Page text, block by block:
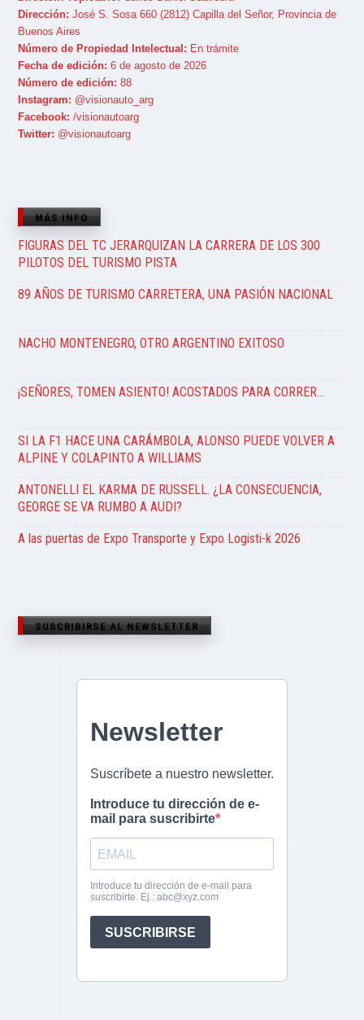
Dirección: José S. Sosa 660 (2812) Capilla del Señor, Provincia de
Buenos Aires
Número de Propiedad Intelectual: En trámite
Fecha de edición: 6 de agosto de 2026
Número de edición: 88
Instagram: @visionauto_arg
Facebook: /visionautoarg
Twitter: @visionautoarg
MÁS INFO
FIGURAS DEL TC JERARQUIZAN LA CARRERA DE LOS 300
PILOTOS DEL TURISMO PISTA
89 AÑOS DE TURISMO CARRETERA, UNA PASIÓN NACIONAL
NACHO MONTENEGRO, OTRO ARGENTINO EXITOSO
¡SEÑORES, TOMEN ASIENTO! ACOSTADOS PARA CORRER…
SI LA F1 HACE UNA CARÁMBOLA, ALONSO PUEDE VOLVER A
ALPINE Y COLAPINTO A WILLIAMS
ANTONELLI EL KARMA DE RUSSELL. ¿LA CONSECUENCIA,
GEORGE SE VA RUMBO A AUDI?
A las puertas de Expo Transporte y Expo Logisti-k 2026
SUSCRIBIRSE AL NEWSLETTER